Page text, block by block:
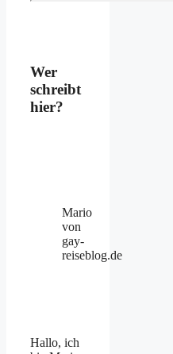
Wer
schreibt
hier?
Mario
von
gay-
reiseblog.de
Hallo, ich